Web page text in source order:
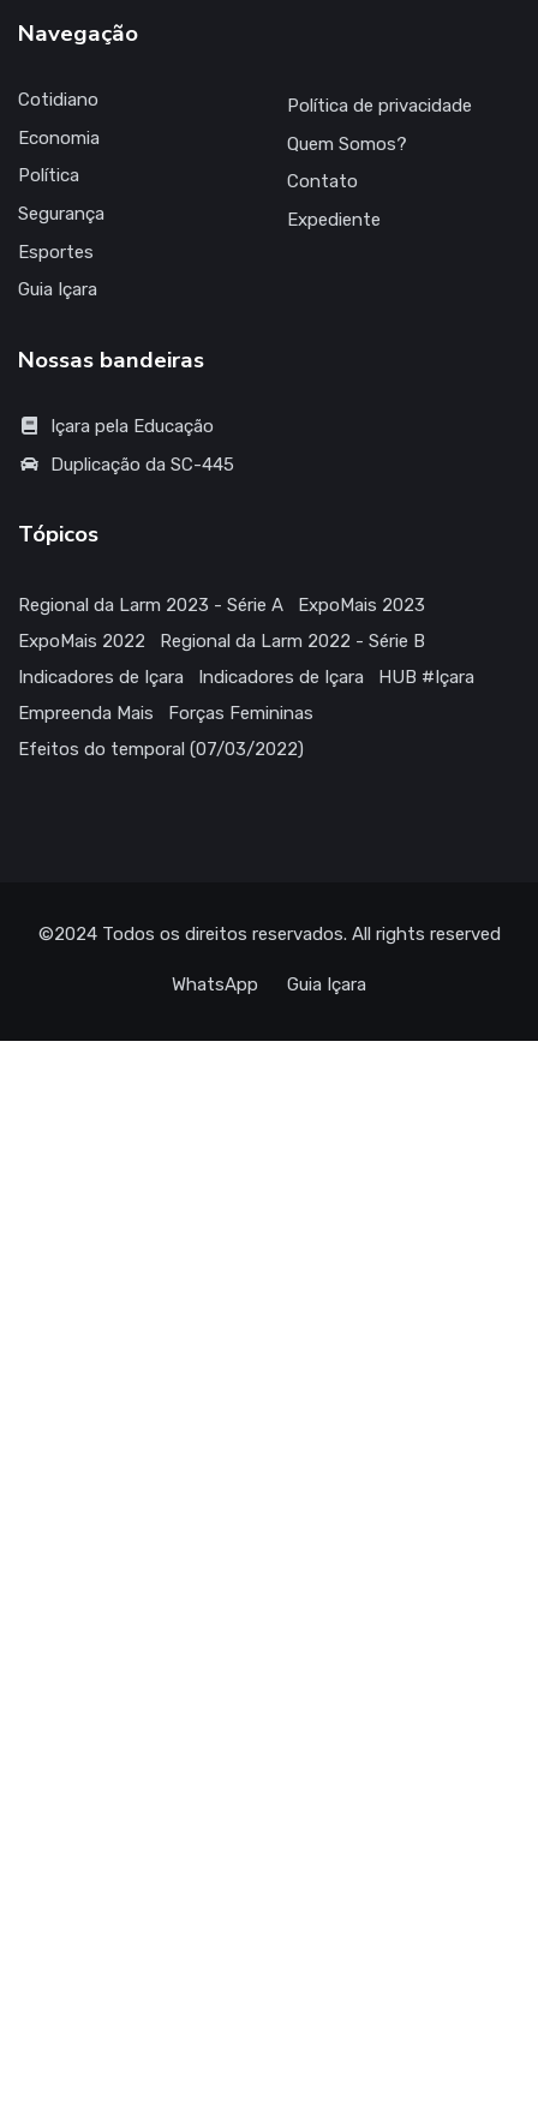
Navegação
Cotidiano
Economia
Política
Segurança
Esportes
Guia Içara
Política de privacidade
Quem Somos?
Contato
Expediente
Nossas bandeiras
Içara pela Educação
Duplicação da SC-445
Tópicos
Regional da Larm 2023 - Série A
ExpoMais 2023
ExpoMais 2022
Regional da Larm 2022 - Série B
Indicadores de Içara
Indicadores de Içara
HUB #Içara
Empreenda Mais
Forças Femininas
Efeitos do temporal (07/03/2022)
©2024 Todos os direitos reservados. All rights reserved
WhatsApp Guia Içara